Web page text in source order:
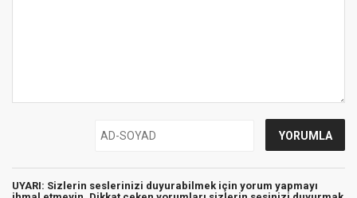
UYARI: Sizlerin seslerinizi duyurabilmek için yorum yapmayı